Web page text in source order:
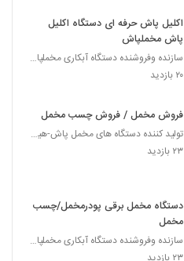
اکلیل پاش حرفه ای دستگاه اکلیل
پاش مخملپاش
سازنده وفروشنده دستگاه آبکاری مخملپاش هیدروگرافیک
۲۰ بازدید
فروش مخمل / فروش چسب مخمل
تولید کننده دستگاه های مخمل پاش-هیدروگرافیک-ابکاری
۲۳ بازدید
دستگاه مخمل برقی پودرمخمل/چسب
مخمل
سازنده وفروشنده دستگاه آبکاری مخملپاش هیدروگرافیک
۲۳ بازدید